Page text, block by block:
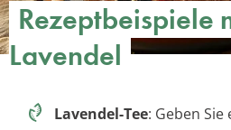
Rezeptbeispiele
Lavendel
Lavendel-Tee: Geben